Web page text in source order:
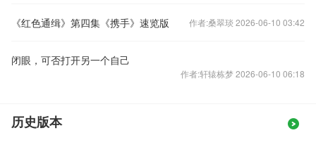
《红色通缉》第四集《携手》速览版 作者:桑翠琰 2026-06-10 03:42
闭眼，可否打开另一个自己
作者:轩辕栋梦 2026-06-10 06:18
历史版本